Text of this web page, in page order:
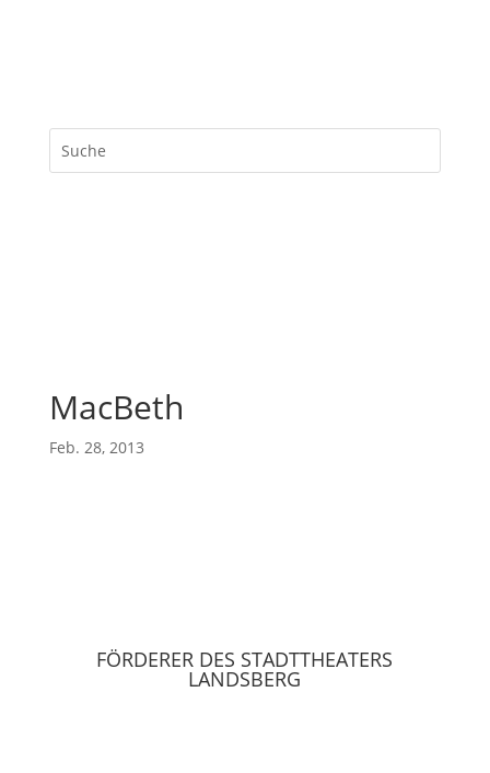
MacBeth
Feb. 28, 2013
FÖRDERER DES STADTTHEATERS
LANDSBERG